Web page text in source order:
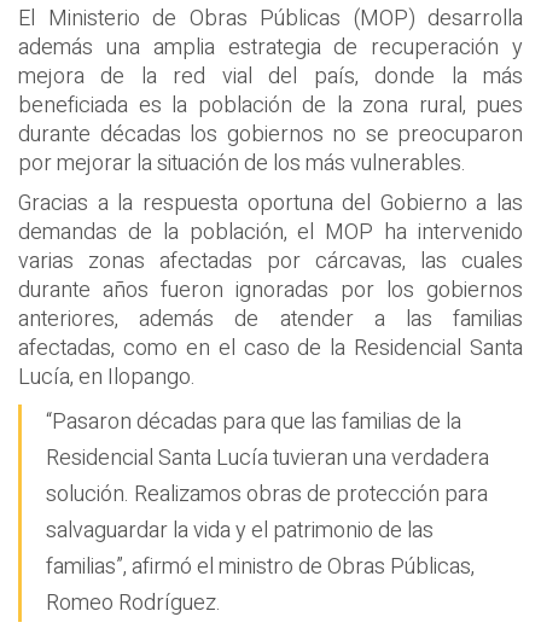
El Ministerio de Obras Públicas (MOP) desarrolla
además una amplia estrategia de recuperación y
mejora de la red vial del país, donde la más
beneficiada es la población de la zona rural, pues
durante décadas los gobiernos no se preocuparon
por mejorar la situación de los más vulnerables.
Gracias a la respuesta oportuna del Gobierno a las
demandas de la población, el MOP ha intervenido
varias zonas afectadas por cárcavas, las cuales
durante años fueron ignoradas por los gobiernos
anteriores, además de atender a las familias
afectadas, como en el caso de la Residencial Santa
Lucía, en Ilopango.
“Pasaron décadas para que las familias de la
Residencial Santa Lucía tuvieran una verdadera
solución. Realizamos obras de protección para
salvaguardar la vida y el patrimonio de las
familias”, afirmó el ministro de Obras Públicas,
Romeo Rodríguez.